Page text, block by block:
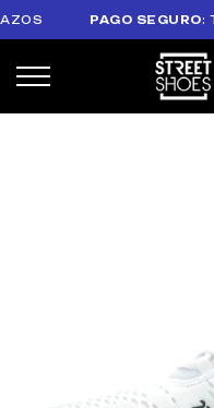
PAGO SEGURO: